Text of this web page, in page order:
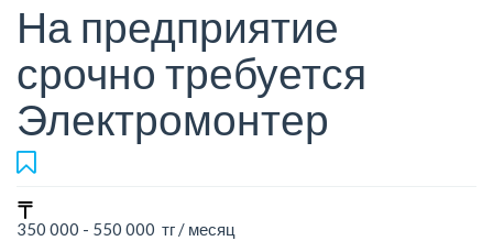
На предприятие
срочно требуется
Электромонтер
350 000 - 550 000 тг / месяц